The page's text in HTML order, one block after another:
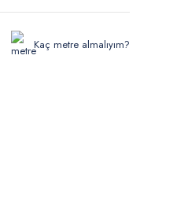
Kaç metre almalıyım?